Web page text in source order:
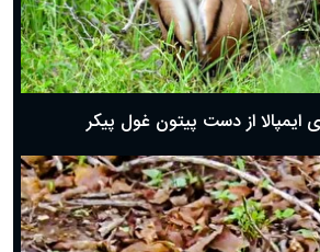
ایمپالا از دست پیتون غول پیکر